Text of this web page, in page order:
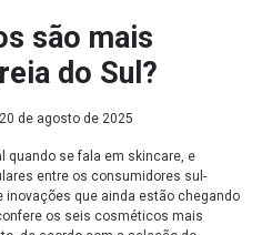
são mais
do Sul?
20 de agosto de 2025
quando se fala em skincare, e
entre os consumidores sul-
inovações que ainda estão chegando
os seis cosméticos mais